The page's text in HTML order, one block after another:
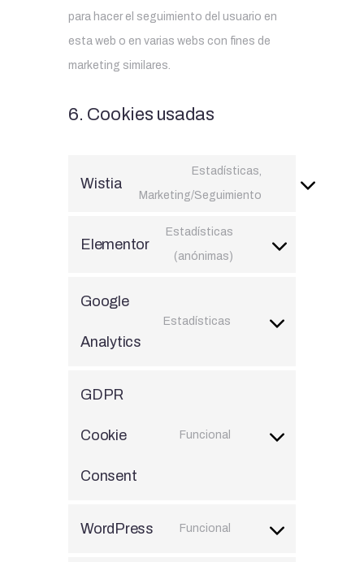
para hacer el seguimiento del usuario en
esta web o en varias webs con fines de
marketing similares.
6. Cookies usadas
Wistia
Estadísticas,
Marketing/Seguimiento
Elementor
Estadísticas
(anónimas)
Google
Analytics
Estadísticas
GDPR
Cookie
Consent
Funcional
WordPress Funcional